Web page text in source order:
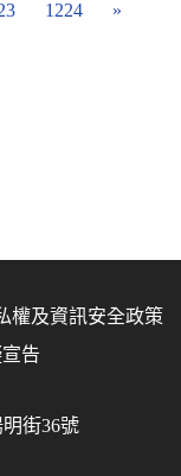
1224 »
權及資訊安全政策
告
街36號